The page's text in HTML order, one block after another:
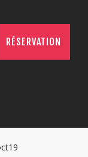
RÉSERVATION